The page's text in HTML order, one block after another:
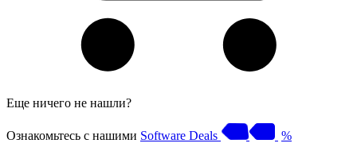
Еще ничего не нашли?
Ознакомьтесь с нашими Software Deals %